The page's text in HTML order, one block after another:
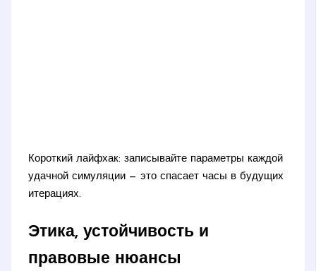
Короткий лайфхак: записывайте параметры каждой
удачной симуляции — это спасает часы в будущих
итерациях.
Этика, устойчивость и
правовые нюансы